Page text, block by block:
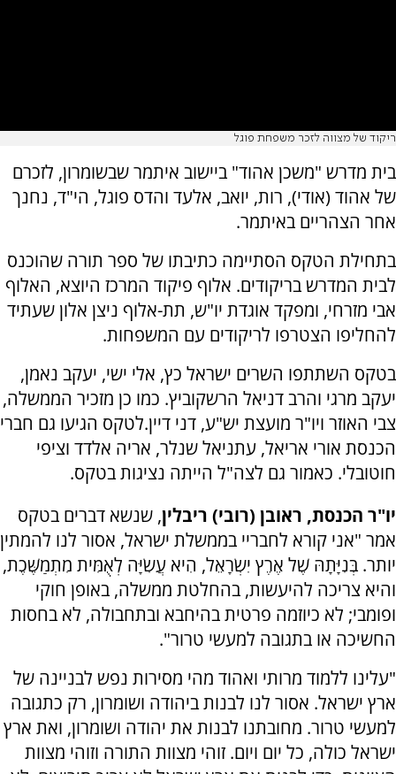
ריקוד של מצווה לזכר משפחת פוגל
בית מדרש "משכן אהוד" ביישוב איתמר שבשומרון, לזכרם
של אהוד (אודי), רות, יואב, אלעד והדס פוגל, הי"ד, נחנך
אחר הצהריים באיתמר.
בתחילת הטקס הסתיימה כתיבתו של ספר תורה שהוכנס
לבית המדרש בריקודים. אלוף פיקוד המרכז היוצא, האלוף
אבי מזרחי, ומפקד אוגדת יו"ש, תת-אלוף ניצן אלון שעתיד
להחליפו הצטרפו לריקודים עם המשפחות.
בטקס השתתפו השרים ישראל כץ, אלי ישי, יעקב נאמן,
יעקב מרגי והרב דניאל הרשקוביץ. כמו כן מזכיר הממשלה,
צבי האוזר ויו"ר מועצת יש"ע, דני דיין.לטקס הגיעו גם חברי
הכנסת אורי אריאל, עתניאל שנלר, אריה אלדד וציפי
חוטובלי. כאמור גם לצה"ל הייתה נציגות בטקס.
יו"ר הכנסת, ראובן (רובי) ריבלין, שנשא דברים בטקס
אמר "אני קורא לחבריי בממשלת ישראל, אסור לנו להמתין
יותר. בְּנִיָּתָהּ שֶׁל אֶרֶץ יִשְׂרָאֵל, הִיא עֲשִׂיָּה לְאֻמִּית מִתְמַשֶּׁכֶת,
והיא צריכה להיעשות, בהחלטת ממשלה, באופן חוקי
ופומבי; לא כיוזמה פרטית בהיחבא ובתחבולה, לא בחסות
החשיכה או בתגובה למעשי טרור".
"עלינו ללמוד מרותי ואהוד מהי מסירות נפש לבניינה של
ארץ ישראל. אסור לנו לבנות ביהודה ושומרון, רק כתגובה
למעשי טרור. מחובתנו לבנות את יהודה ושומרון, ואת ארץ
ישראל כולה, כל יום ויום. זוהי מצוות התורה וזוהי מצוות